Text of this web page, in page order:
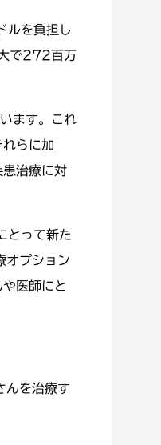
ルを負担し
で272百万
ます。これ
らに加
患治療に対
とって新た
オプション
医師にと
んを治療す